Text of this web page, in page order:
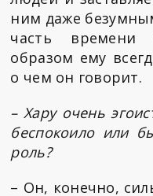
ним даже
часть времени
образом ему
о чем он говорит.
– Хару очень
беспокоило или
роль?
– Он, конечно,